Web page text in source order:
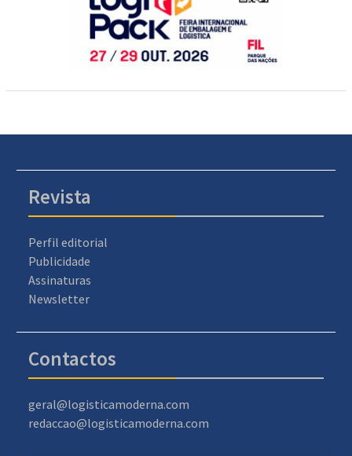
Revista
Perfil editorial
Publicidade
Assinaturas
Newsletter
Contactos
geral@logisticamoderna.com
redaccao@logisticamoderna.com